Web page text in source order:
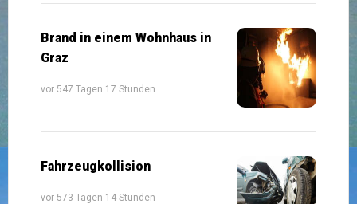
Brand in einem Wohnhaus in
Graz
vor 547 Tagen 17 Stunden
Fahrzeugkollision
vor 573 Tagen 14 Stunden